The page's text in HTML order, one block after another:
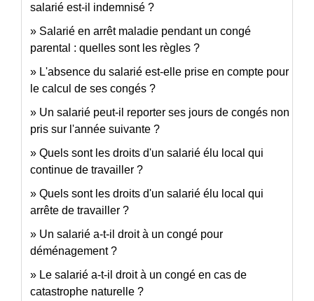
salarié est-il indemnisé ?
Salarié en arrêt maladie pendant un congé
parental : quelles sont les règles ?
L'absence du salarié est-elle prise en compte pour
le calcul de ses congés ?
Un salarié peut-il reporter ses jours de congés non
pris sur l'année suivante ?
Quels sont les droits d'un salarié élu local qui
continue de travailler ?
Quels sont les droits d'un salarié élu local qui
arrête de travailler ?
Un salarié a-t-il droit à un congé pour
déménagement ?
Le salarié a-t-il droit à un congé en cas de
catastrophe naturelle ?